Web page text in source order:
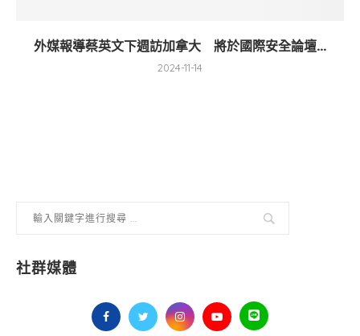
外媒報導蔡英文下週訪加拿大 將於國際安全論壇...
2024-11-14
社群媒體